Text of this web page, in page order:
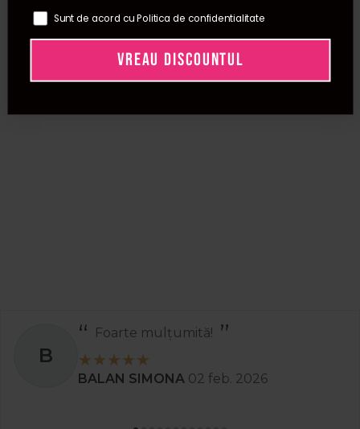
B
Foarte mulțumită!
BALAN SIMONA 02 feb. 2026
Sunt de acord cu Politica de confidentialitate
VREAU DISCOUNTUL